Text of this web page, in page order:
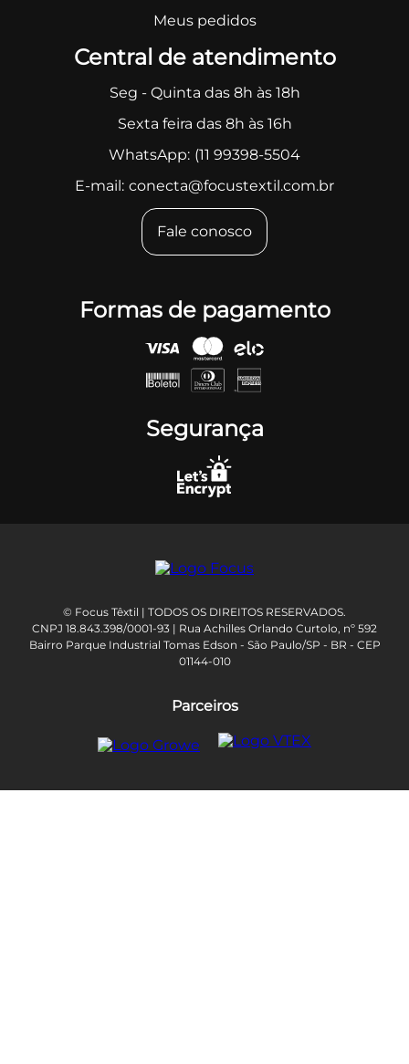
Meus pedidos
Central de atendimento
Seg - Quinta das 8h às 18h
Sexta feira das 8h às 16h
WhatsApp: (11 99398-5504
E-mail: conecta@focustextil.com.br
Fale conosco
Formas de pagamento
Segurança
© Focus Têxtil | TODOS OS DIREITOS RESERVADOS.
CNPJ 18.843.398/0001-93 | Rua Achilles Orlando Curtolo, nº 592
Bairro Parque Industrial Tomas Edson - São Paulo/SP - BR - CEP
01144-010
Parceiros